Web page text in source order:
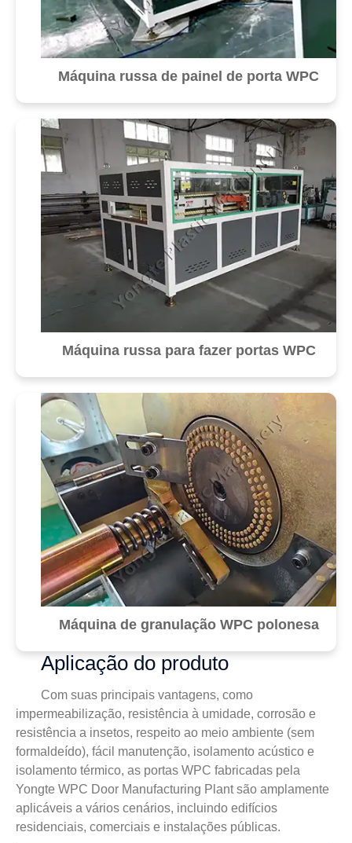
Máquina russa de painel de porta WPC
Máquina russa para fazer portas WPC
Máquina de granulação WPC polonesa
Aplicação do produto
Com suas principais vantagens, como
impermeabilização, resistência à umidade, corrosão e
resistência a insetos, respeito ao meio ambiente (sem
formaldeído), fácil manutenção, isolamento acústico e
isolamento térmico, as portas WPC fabricadas pela
Yongte WPC Door Manufacturing Plant são amplamente
aplicáveis ​​a vários cenários, incluindo edifícios
residenciais, comerciais e instalações públicas.